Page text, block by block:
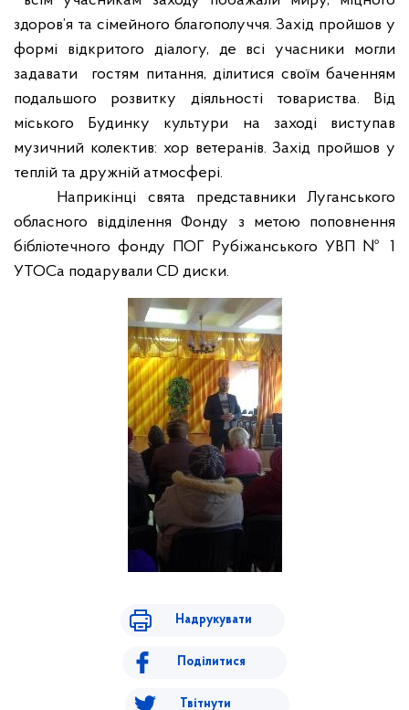
здоров’я та сімейного благополуччя. Захід пройшов у
формі відкритого діалогу, де всі учасники могли
задавати
гостям питання, ділитися своїм баченням
подальшого розвитку діяльності товариства. Від
міського Будинку культури на заході виступав
музичний колектив: хор ветеранів. Захід пройшов у
теплій та дружній атмосфері.
Наприкінці свята представники Луганського
обласного відділення Фонду з метою поповнення
бібліотечного фонду ПОГ Рубіжанського УВП № 1
УТОСа подарували CD диски.
Надрукувати
Поділитися
Твітнути